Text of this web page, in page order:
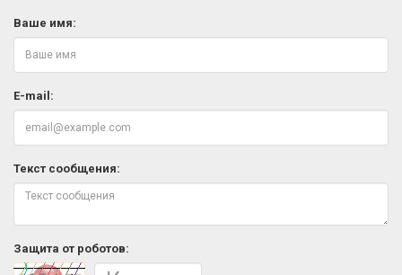
Ваше имя:
E-mail:
Текст сообщения:
Защита от роботов: